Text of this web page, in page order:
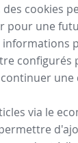
cookies
pour une
informations
via le